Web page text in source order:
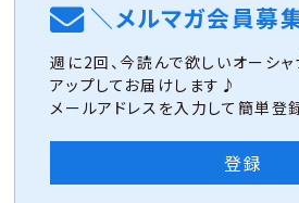
＼メルマガ会員募
週に2回、今読んで欲しいオーシ
アップしてお届けします♪
メールアドレスを入力して簡単
登録